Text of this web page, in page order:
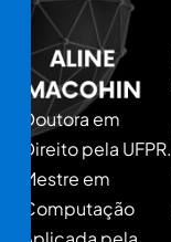
Doutora em
Direito pela UFPR.
Mestre em
Computação